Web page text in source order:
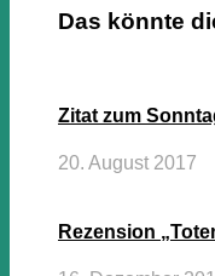
Das könnte
Zitat zum
20. August 2017
Rezension